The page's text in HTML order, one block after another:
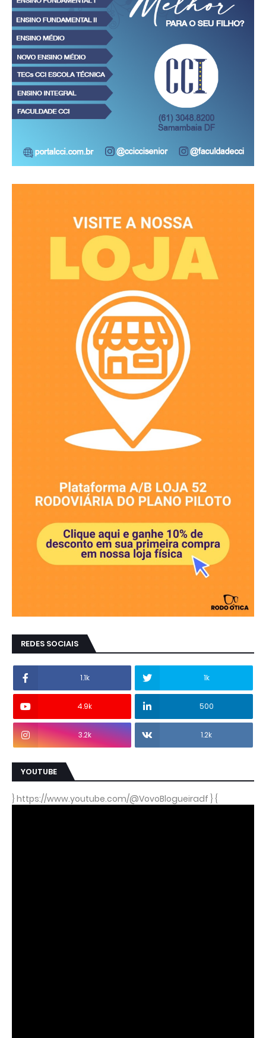
REDES SOCIAIS
1.1k 1k
4.9k 500
3.2k 1.2k
YOUTUBE
} https://www.youtube.com/@VovoBlogueiradf } {